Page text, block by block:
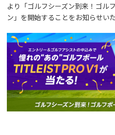
より「ゴルフシーズン到来！ゴル
ン」を開始することをお知らせいた